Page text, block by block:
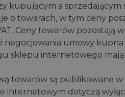
kupującym a
o towarach, w tym ceny
Ceny towarów pozostają
umowy
sklepu internetowego
towarów są publikowane
internetowym dotyczą